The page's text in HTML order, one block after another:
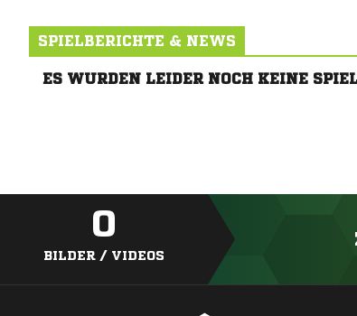
SPIELBERICHTE & NEWS
ES WURDEN LEIDER NOCH KEINE
0
BILDER / VIDEOS